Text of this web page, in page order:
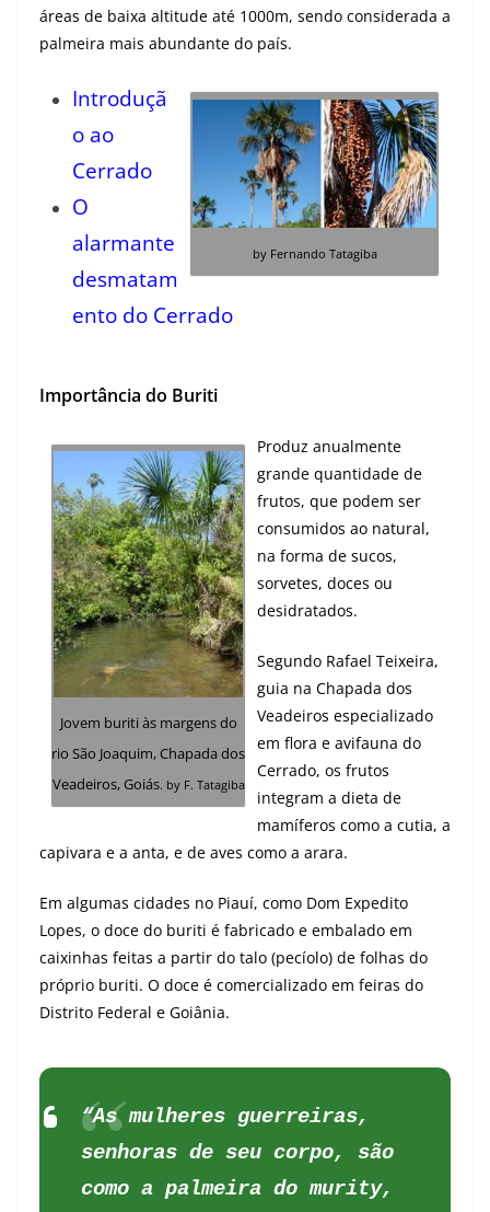
áreas de baixa altitude até 1000m, sendo considerada a
palmeira mais abundante do país.
by Fernando Tatagiba
Introduçã
o ao
Cerrado
O
alarmante
desmatam
ento do Cerrado
Importância do Buriti
Jovem buriti às margens do
rio São Joaquim, Chapada dos
Veadeiros, Goiás. by F. Tatagiba
Produz anualmente
grande quantidade de
frutos, que podem ser
consumidos ao natural,
na forma de sucos,
sorvetes, doces ou
desidratados.
Segundo Rafael Teixeira,
guia na Chapada dos
Veadeiros especializado
em flora e avifauna do
Cerrado, os frutos
integram a dieta de
mamíferos como a cutia, a
capivara e a anta, e de aves como a arara.
Em algumas cidades no Piauí, como Dom Expedito
Lopes, o doce do buriti é fabricado e embalado em
caixinhas feitas a partir do talo (pecíolo) de folhas do
próprio buriti. O doce é comercializado em feiras do
Distrito Federal e Goiânia.
“As mulheres guerreiras,
senhoras de seu corpo, são
como a palmeira do murity,